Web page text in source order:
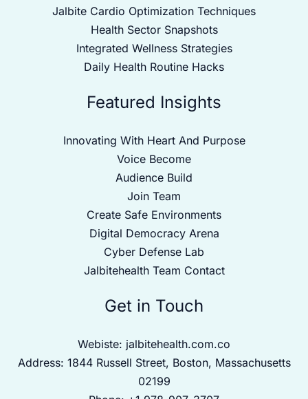
Jalbite Cardio Optimization Techniques
Health Sector Snapshots
Integrated Wellness Strategies
Daily Health Routine Hacks
Featured Insights
Innovating With Heart And Purpose
Voice Become
Audience Build
Join Team
Create Safe Environments
Digital Democracy Arena
Cyber Defense Lab
Jalbitehealth Team Contact
Get in Touch
Webiste: jalbitehealth.com.co
Address: 1844 Russell Street, Boston, Massachusetts
02199